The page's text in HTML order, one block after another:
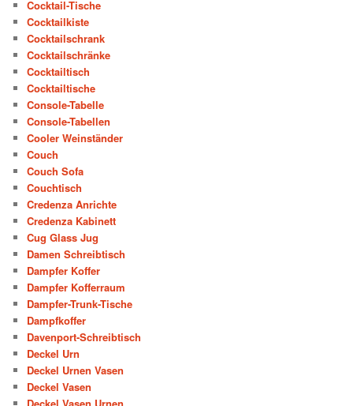
Cocktail-Tische
Cocktailkiste
Cocktailschrank
Cocktailschränke
Cocktailtisch
Cocktailtische
Console-Tabelle
Console-Tabellen
Cooler Weinständer
Couch
Couch Sofa
Couchtisch
Credenza Anrichte
Credenza Kabinett
Cug Glass Jug
Damen Schreibtisch
Dampfer Koffer
Dampfer Kofferraum
Dampfer-Trunk-Tische
Dampfkoffer
Davenport-Schreibtisch
Deckel Urn
Deckel Urnen Vasen
Deckel Vasen
Deckel Vasen Urnen